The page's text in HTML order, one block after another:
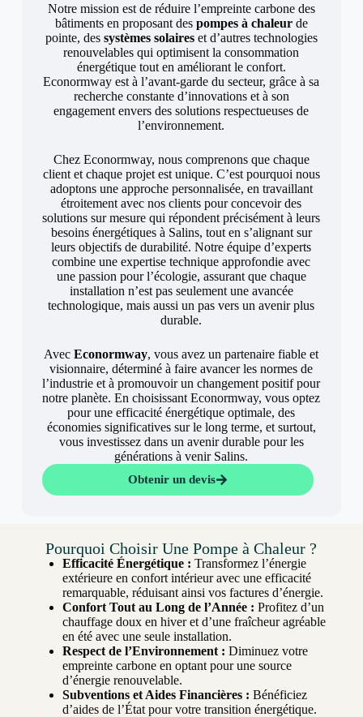
Notre mission est de réduire l’empreinte carbone des
bâtiments en proposant des pompes à chaleurde
pointe, des systèmes solaireset d’autres technologies
renouvelables qui optimisent la consommation
énergétique tout en améliorant le confort.
Econormway est à l’avant-garde du secteur, grâce à sa
recherche constante d’innovations et à son
engagement envers des solutions respectueuses de
l’environnement.
Chez Econormway, nous comprenons que chaque
client et chaque projet est unique. C’est pourquoi nous
adoptons une approche personnalisée, en travaillant
étroitement avec nos clients pour concevoir des
solutions sur mesure qui répondent précisément à leurs
besoins énergétiques à Salins, tout en s’alignant sur
leurs objectifs de durabilité. Notre équipe d’experts
combine une expertise technique approfondie avec
une passion pour l’écologie, assurant que chaque
installation n’est pas seulement une avancée
technologique, mais aussi un pas vers un avenir plus
durable.
AvecEconormway, vous avez un partenaire fiable et
visionnaire, déterminé à faire avancer les normes de
l’industrie et à promouvoir un changement positif pour
notre planète. En choisissant Econormway, vous optez
pour une efficacité énergétique optimale, des
économies significatives sur le long terme, et surtout,
vous investissez dans un avenir durable pour les
générations à venir Salins.
Obtenir un devis
Pourquoi Choisir Une Pompe à Chaleur ?
Efficacité Énergétique : Transformez l’énergie
extérieure en confort intérieur avec une efficacité
remarquable, réduisant ainsi vos factures d’énergie.
Confort Tout au Long de l’Année : Profitez d’un
chauffage doux en hiver et d’une fraîcheur agréable
en été avec une seule installation.
Respect de l’Environnement : Diminuez votre
empreinte carbone en optant pour une source
d’énergie renouvelable.
Subventions et Aides Financières : Bénéficiez
d’aides de l’État pour votre transition énergétique.